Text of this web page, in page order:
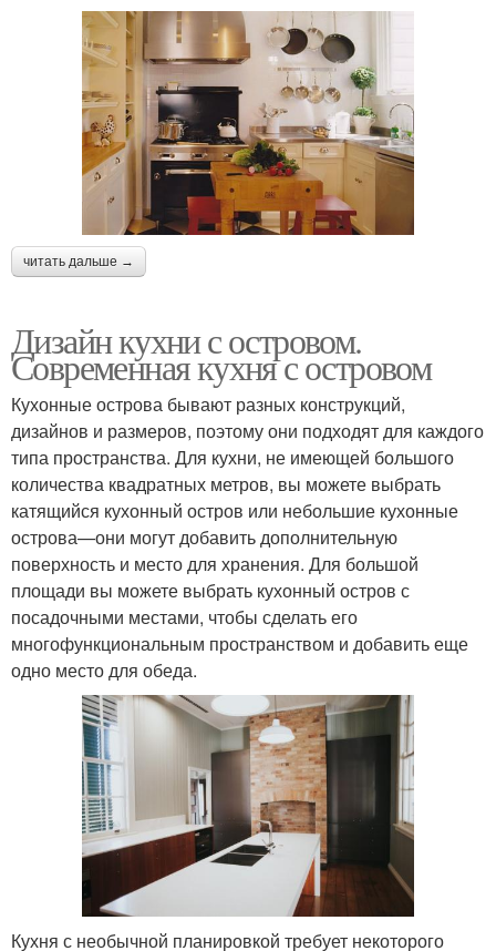
читать дальше →
Дизайн кухни с островом.
Современная кухня с островом
Кухонные острова бывают разных конструкций,
дизайнов и размеров, поэтому они подходят для каждого
типа пространства. Для кухни, не имеющей большого
количества квадратных метров, вы можете выбрать
катящийся кухонный остров или небольшие кухонные
острова—они могут добавить дополнительную
поверхность и место для хранения. Для большой
площади вы можете выбрать кухонный остров с
посадочными местами, чтобы сделать его
многофункциональным пространством и добавить еще
одно место для обеда.
Кухня с необычной планировкой требует некоторого